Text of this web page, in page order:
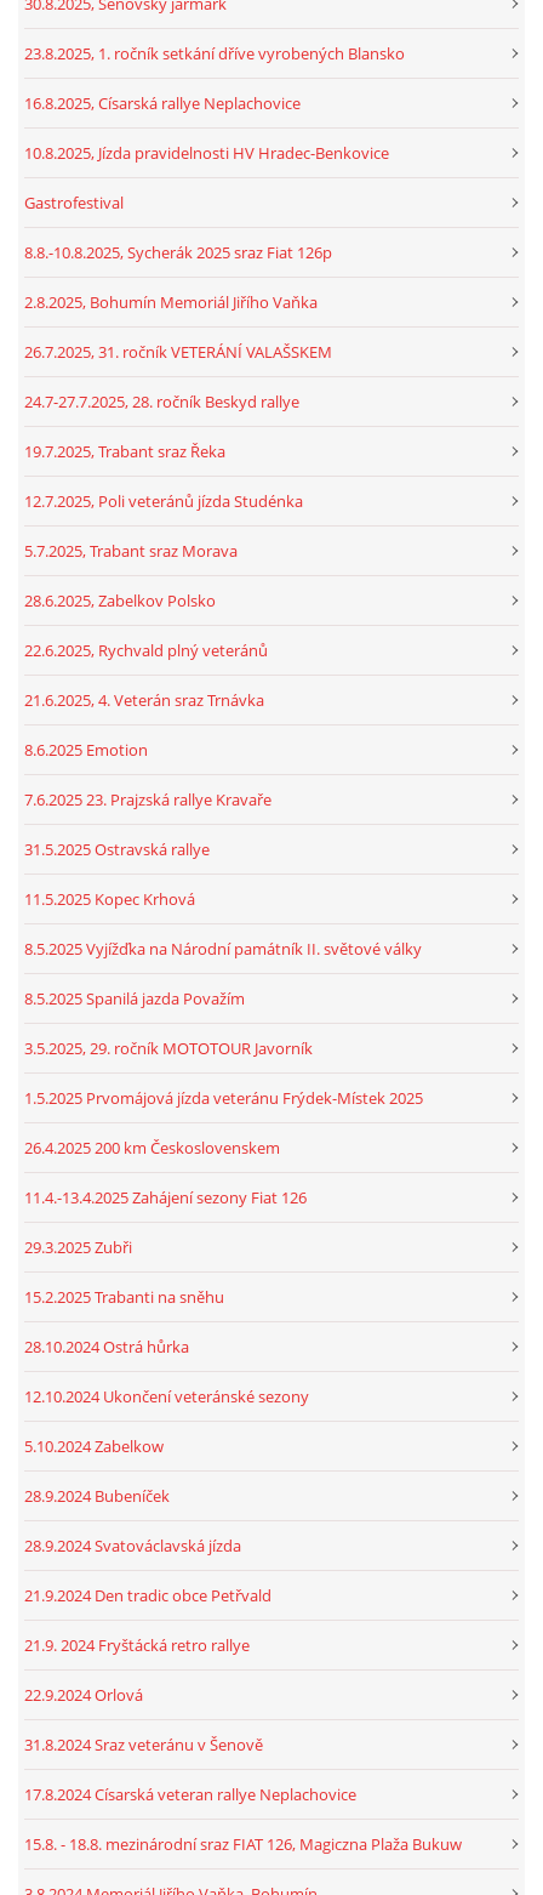
23.8.2025, 1. ročník setkání dříve vyrobených Blansko
16.8.2025, Císarská rallye Neplachovice
10.8.2025, Jízda pravidelnosti HV Hradec-Benkovice
Gastrofestival
8.8.-10.8.2025, Sycherák 2025 sraz Fiat 126p
2.8.2025, Bohumín Memoriál Jiřího Vaňka
26.7.2025, 31. ročník VETERÁNÍ VALAŠSKEM
24.7-27.7.2025, 28. ročník Beskyd rallye
19.7.2025, Trabant sraz Řeka
12.7.2025, Poli veteránů jízda Studénka
5.7.2025, Trabant sraz Morava
28.6.2025, Zabelkov Polsko
22.6.2025, Rychvald plný veteránů
21.6.2025, 4. Veterán sraz Trnávka
8.6.2025 Emotion
7.6.2025 23. Prajzská rallye Kravaře
31.5.2025 Ostravská rallye
11.5.2025 Kopec Krhová
8.5.2025 Vyjížďka na Národní památník II. světové války
8.5.2025 Spanilá jazda Považím
3.5.2025, 29. ročník MOTOTOUR Javorník
1.5.2025 Prvomájová jízda veteránu Frýdek-Místek 2025
26.4.2025 200 km Československem
11.4.-13.4.2025 Zahájení sezony Fiat 126
29.3.2025 Zubři
15.2.2025 Trabanti na sněhu
28.10.2024 Ostrá hůrka
12.10.2024 Ukončení veteránské sezony
5.10.2024 Zabelkow
28.9.2024 Bubeníček
28.9.2024 Svatováclavská jízda
21.9.2024 Den tradic obce Petřvald
21.9. 2024 Fryštácká retro rallye
22.9.2024 Orlová
31.8.2024 Sraz veteránu v Šenově
17.8.2024 Císarská veteran rallye Neplachovice
15.8. - 18.8. mezinárodní sraz FIAT 126, Magiczna Plaža Bukuw